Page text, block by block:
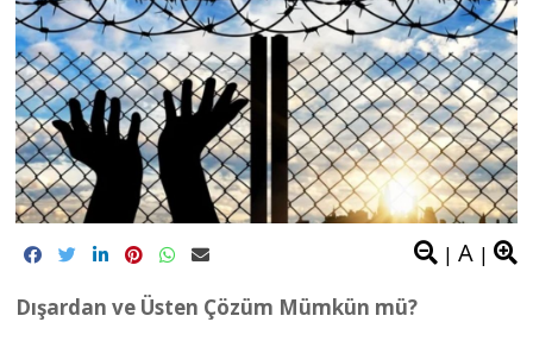
| A |
Dışardan ve Üsten Çözüm Mümkün mü?